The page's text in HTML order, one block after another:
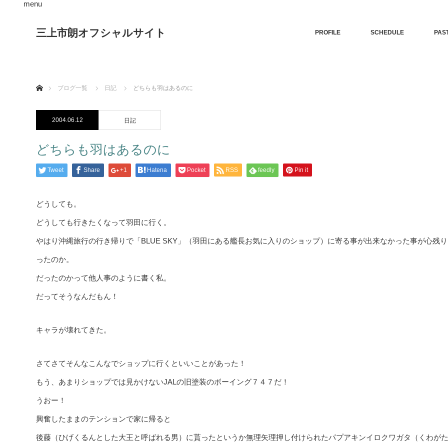
三上市朗オフシャルサイト PROFILE SCHEDULE
menu
ブログ一覧
日記 どちらも羽はあるのに
2004.06.12 日記
どちらも羽はあるのに
Tweet Share +1 Hatena Pocket RSS feedly Pin it
どうしても。
どうしても行きたくなって羽田に行く。
やはり沖縄旅行の行き帰りで「BLUE SKY」（羽田にある艦長お気に入りのショップ）に寄る事が出来なかった事が心残
ったのか。
だったのかって他人事のように書く私。
だってそうなんだもん！
キャラが壊れてきた。
さてさてそんなこんなでショップに行くといいことがあった！
もう、あまりショップでは見かけないJALの旧塗装のボーイング７４７だ！
うおー！
興奮したままのテンションで家に帰ると
後藤（ひげくるんとした大王と呼ばれる男）に貰ったというか無理矢理押し付けられたパプアキンイロクワガタ（くわが